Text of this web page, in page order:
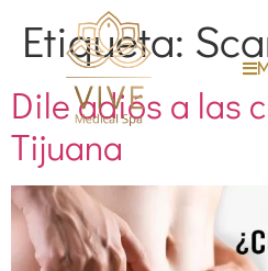
Etiqueta:
Dile adiós a las
Tijuana